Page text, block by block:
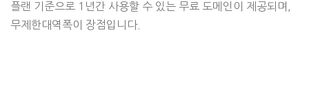
플랜 기준으로 1년간 사용할 수 있는 무료 도메인이 제공되며,
무제한대역폭이 장점입니다.